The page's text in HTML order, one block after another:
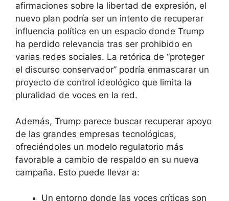
afirmaciones sobre la libertad de expresión, el
nuevo plan podría ser un intento de recuperar
influencia política en un espacio donde Trump
ha perdido relevancia tras ser prohibido en
varias redes sociales. La retórica de “proteger
el discurso conservador” podría enmascarar un
proyecto de control ideológico que limita la
pluralidad de voces en la red.
Además, Trump parece buscar recuperar apoyo
de las grandes empresas tecnológicas,
ofreciéndoles un modelo regulatorio más
favorable a cambio de respaldo en su nueva
campaña. Esto puede llevar a:
Un entorno donde las voces críticas son